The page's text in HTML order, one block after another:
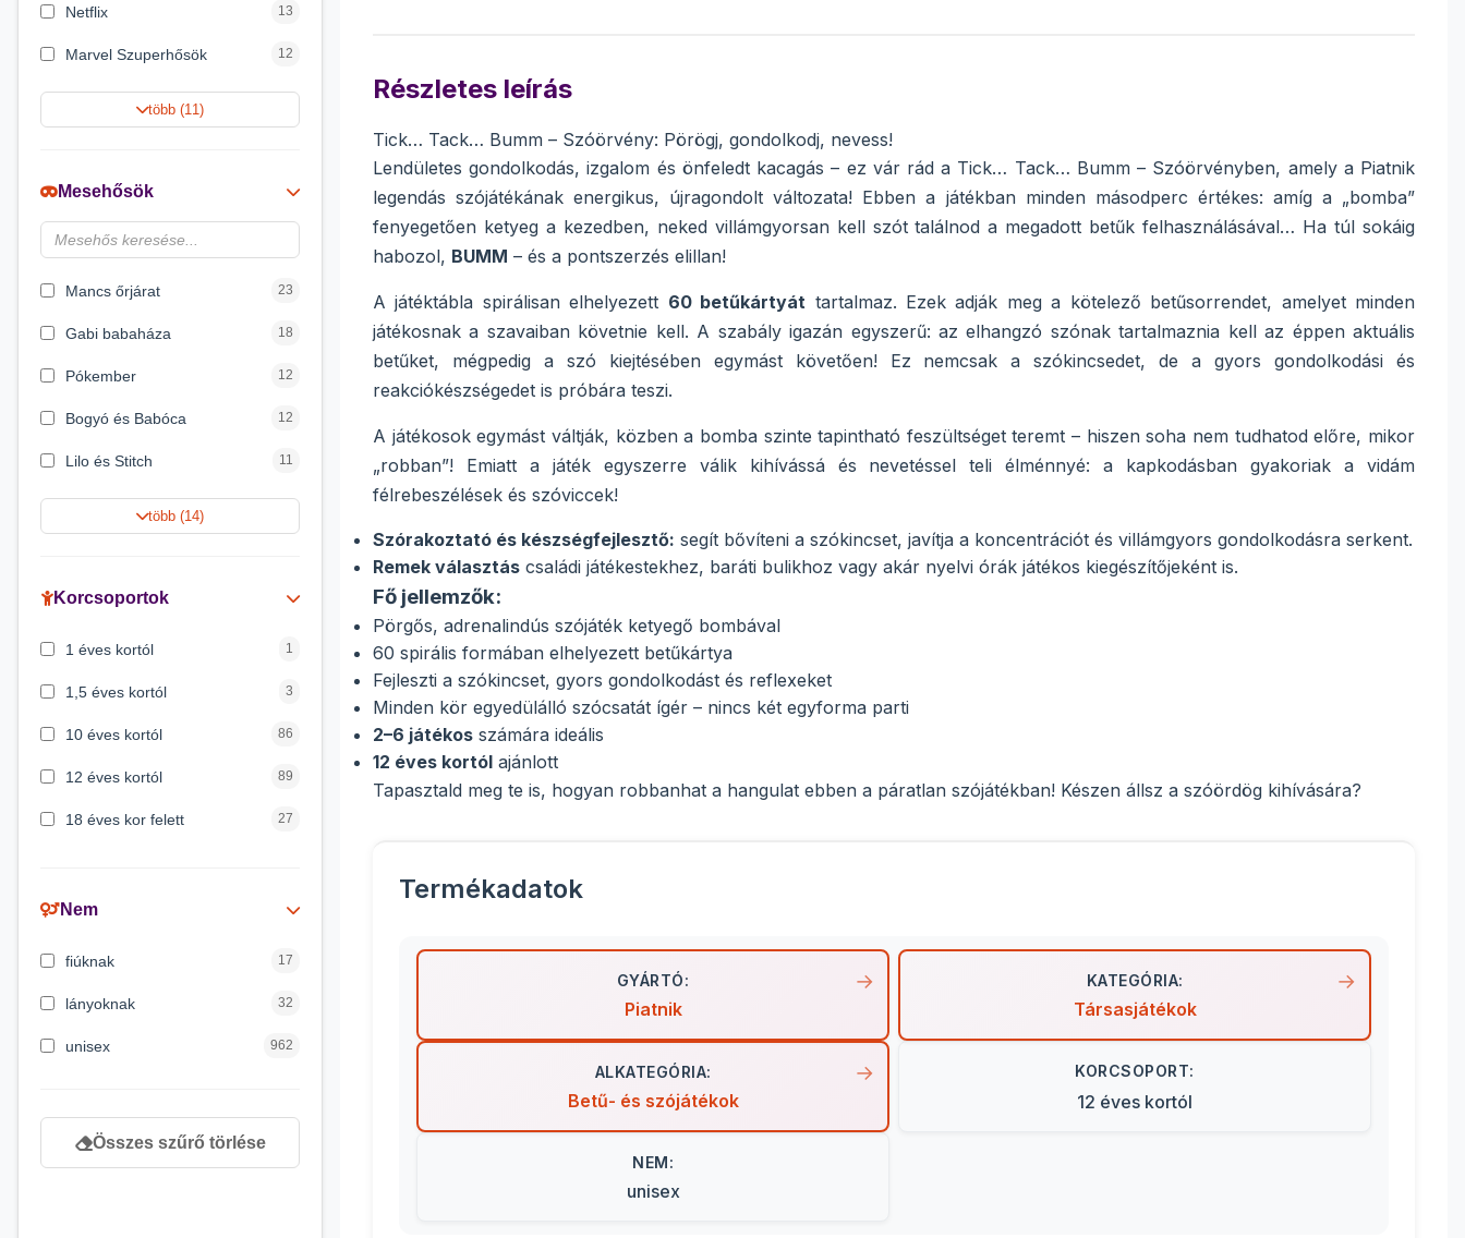
Netflix 13
Marvel Szuperhősök 12
Summer Toys 10
Noris
Disney hercegnők 6
több (11)
Mesehősök
Mancs őrjárat 23
Gabi babaháza 18
Pókember 12
Bogyó és Babóca 12
Lilo és Stitch 11
Harry Potter 9
Peppa malac
több (14)
Korcsoportok
1 éves kortól 1
1,5 éves kortól 3
10 éves kortól 86
12 éves kortól 89
18 éves kor felett 27
3 éves kortól 200
7 éves kortól 53
Nem
fiúknak 17
lányoknak 32
unisex 962
Összes szűrő törlése
Részletes leírás
Tick… Tack… Bumm – Szóörvény: Pörögj, gondolkodj, nevess!
Lendületes gondolkodás, izgalom és önfeledt kacagás – ez vár rád a Tick… Tack… Bumm – Szóörvényben, amely a Piatnik
legendás szójátékának energikus, újragondolt változata! Ebben a játékban minden másodperc értékes: amíg a „bomba”
fenyegetően ketyeg a kezedben, neked villámgyorsan kell szót találnod a megadott betűk felhasználásával… Ha túl sokáig
habozol, BUMM – és a pontszerzés elillan!
A játéktábla spirálisan elhelyezett 60 betűkártyát tartalmaz. Ezek adják meg a kötelező betűsorrendet, amelyet minden
játékosnak a szavaiban követnie kell. A szabály igazán egyszerű: az elhangzó szónak tartalmaznia kell az éppen aktuális
betűket, mégpedig a szó kiejtésében egymást követően! Ez nemcsak a szókincsedet, de a gyors gondolkodási és
reakciókészségedet is próbára teszi.
A játékosok egymást váltják, közben a bomba szinte tapintható feszültséget teremt – hiszen soha nem tudhatod előre, mikor
„robban”! Emiatt a játék egyszerre válik kihívássá és nevetéssel teli élménnyé: a kapkodásban gyakoriak a vidám
félrebeszélések és szóviccek!
Szórakoztató és készségfejlesztő: segít bővíteni a szókincset, javítja a koncentrációt és villámgyors gondolkodásra serkent.
Remek választás családi játékestekhez, baráti bulikhoz vagy akár nyelvi órák játékos kiegészítőjeként is.
Fő jellemzők:
Pörgős, adrenalindús szójáték ketyegő bombával
60 spirális formában elhelyezett betűkártya
Fejleszti a szókincset, gyors gondolkodást és reflexeket
Minden kör egyedülálló szócsatát ígér – nincs két egyforma parti
2–6 játékos számára ideális
12 éves kortól ajánlott
Tapasztald meg te is, hogyan robbanhat a hangulat ebben a páratlan szójátékban! Készen állsz a szóördög kihívására?
Termékadatok
GYÁRTÓ:
Piatnik
KATEGÓRIA:
Társasjátékok
ALKATEGÓRIA:
Betű- és szójátékok
KORCSOPORT:
12 éves kortól
NEM:
unisex